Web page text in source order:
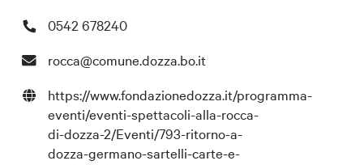
0542 678240
rocca@comune.dozza.bo.it
https://www.fondazionedozza.it/programma-
eventi/eventi-spettacoli-alla-rocca-
di-dozza-2/Eventi/793-ritorno-a-
dozza-germano-sartelli-carte-e-